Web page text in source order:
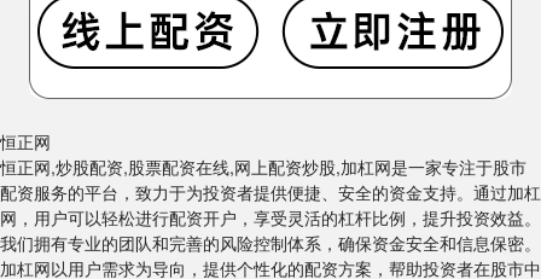
恒正网
恒正网,炒股配资,股票配资在线,网上配资炒股,加杠网是一家专注于股市
配资服务的平台，致力于为投资者提供便捷、安全的资金支持。通过加杠
网，用户可以轻松进行配资开户，享受灵活的杠杆比例，提升投资效益。
我们拥有专业的团队和完善的风险控制体系，确保资金安全和信息保密。
加杠网以用户需求为导向，提供个性化的配资方案，帮助投资者在股市中